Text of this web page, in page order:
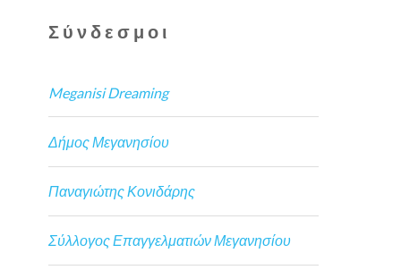
Σύνδεσμοι
Meganisi Dreaming
Δήμος Μεγανησίου
Παναγιώτης Κονιδάρης
Σύλλογος Επαγγελματιών Μεγανησίου